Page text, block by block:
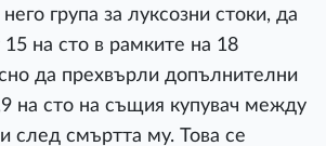
група за луксозни стоки, да
на сто в рамките на 18
да прехвърли допълнителни
на сто на същия купувач между
след смъртта му. Това се